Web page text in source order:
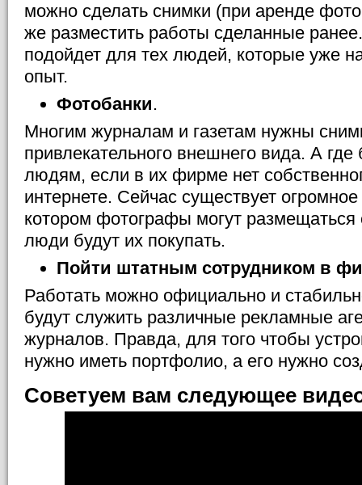
можно сделать снимки (при аренде
же разместить работы сделанные
подойдет для тех людей, которые уже
опыт.
Фотобанки.
Многим журналам и газетам нужны
привлекательного внешнего вида. А
людям, если в их фирме нет
интернете. Сейчас существует
котором фотографы могут
люди будут их покупать.
Пойти штатным сотрудником в
Работать можно официально и
будут служить различные рекламные
журналов. Правда, для того чтобы
нужно иметь портфолио, а его нужно
Советуем вам следующее